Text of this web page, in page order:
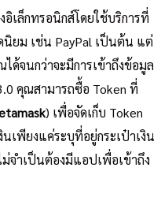
เล็กทรอนิกส์โดยใช้บริการที่
ยม เช่น PayPal เป็นต้น แต่
ด้จนกว่าจะมีการเข้าถึงข้อมูล
คุณสามารถซื้อ Token ที่
) เพื่อจัดเก็บ Token
เพียงแค่ระบุที่อยู่กระเป๋าเงิน
จำเป็นต้องมีแอปเพื่อเข้าถึง